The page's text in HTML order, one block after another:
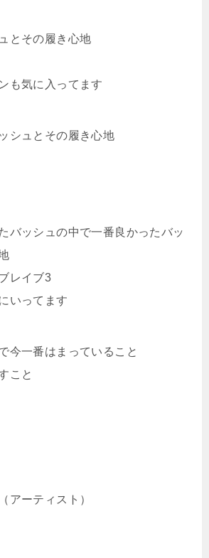
とその履き心地
も気に入ってます
シュとその履き心地
バッシュの中で一番良かったバッ
レイブ3
いってます
今一番はまっていること
こと
アーティスト）